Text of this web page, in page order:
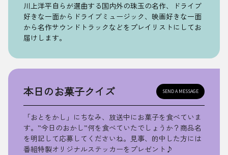
川上洋平自らが選曲する国内外の珠玉の名作、ドライブ
好きな一面からドライブミュージック、映画好きな一面
から名作サウンドトラックなどをプレイリストにしてお
届けします。
本日のお菓子クイズ SEND A MESSAGE
「おとをかし」にちなみ、放送中にお菓子を食べていま
す。”今日のおかし”何を食べていたでしょうか？商品名
を明記して応募してくださいね。見事、的中した方には
番組特製オリジナルステッカーをプレゼント♪